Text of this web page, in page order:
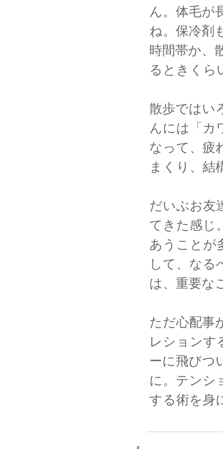
ん。体毛が
ね。保冷剤
時間帯か、
るときくら
散歩ではい
んには「カ
なって、疲
まくり、結
だいぶお友
てきた感じ
あうことが
して、なる
は、重要な
ただ心配事
レションす
ーに飛びつ
に。テンシ
する術を身